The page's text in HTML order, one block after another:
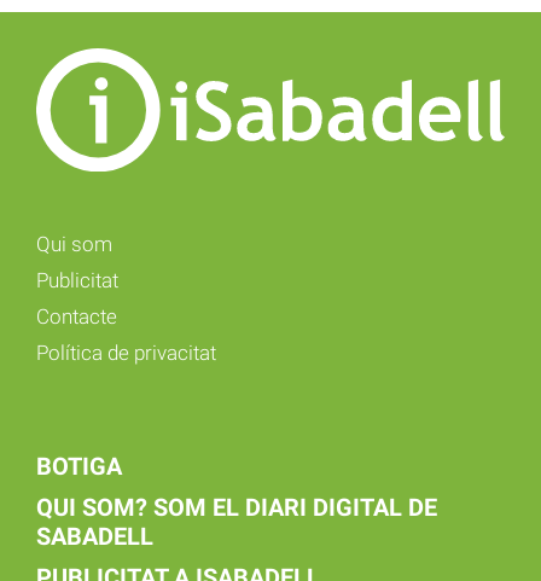
Qui som
Publicitat
Contacte
Política de privacitat
BOTIGA
QUI SOM? SOM EL DIARI DIGITAL DE
SABADELL